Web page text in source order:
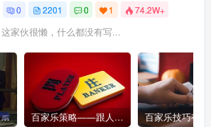
0 2201 0 1 74.2W+
这家伙很懒，什么都没有写...
最佳百家乐上手和赢钱指南 – 终极版 百家乐策略——跟人胜过跟路